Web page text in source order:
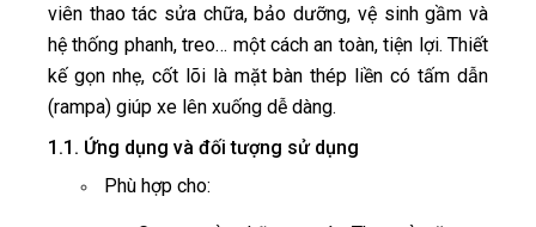
viên thao tác sửa chữa, bảo dưỡng, vệ sinh gầm và
hệ thống phanh, treo… một cách an toàn, tiện lợi. Thiết
kế gọn nhẹ, cốt lõi là mặt bàn thép liền có tấm dẫn
(rampa) giúp xe lên xuống dễ dàng.
1.1. Ứng dụng và đối tượng sử dụng
Phù hợp cho:
Nguyễn Đông